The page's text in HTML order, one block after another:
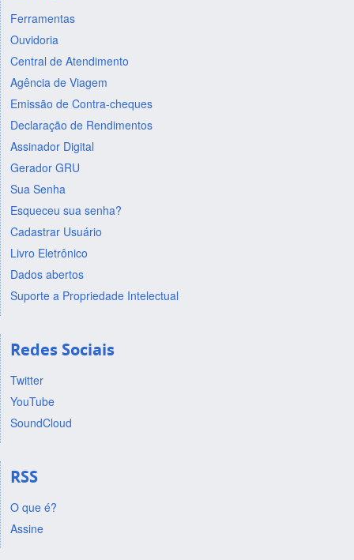
Ferramentas
Ouvidoria
Central de Atendimento
Agência de Viagem
Emissão de Contra-cheques
Declaração de Rendimentos
Assinador Digital
Gerador GRU
Sua Senha
Esqueceu sua senha?
Cadastrar Usuário
Livro Eletrônico
Dados abertos
Suporte a Propriedade Intelectual
Redes Sociais
Twitter
YouTube
SoundCloud
RSS
O que é?
Assine